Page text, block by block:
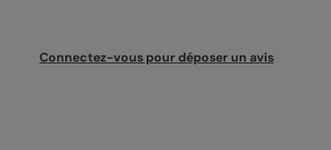
Connectez-vous pour déposer un avis